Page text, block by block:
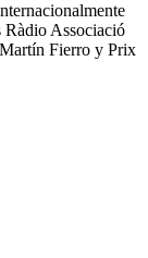
Ràdio Associació
Fierro y Prix